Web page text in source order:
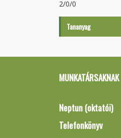
2/0/0
Tananyag
MUNKATÁRSAKNAK
Neptun (oktatói)
Telefonkönyv